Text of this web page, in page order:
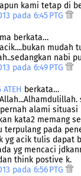
kami tetap di
pada 6:45 PTG
berkata…
mudah
nabi
pada 6:49 PTG
ATEH berkata…
alami situasi
kata2 memang
terpulang pada
yg acik tulis dapat
yg mencaci
think postive k.
pada 6:56 PTG